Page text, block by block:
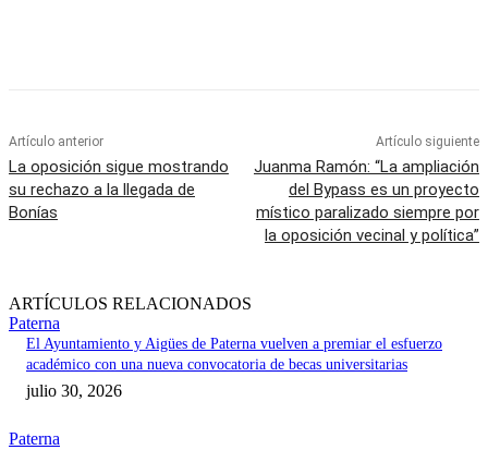
Artículo anterior
La oposición sigue mostrando
su rechazo a la llegada de
Bonías
Artículo siguiente
Juanma Ramón: “La ampliación
del Bypass es un proyecto
místico paralizado siempre por
la oposición vecinal y política”
ARTÍCULOS RELACIONADOS
Paterna
El Ayuntamiento y Aigües de Paterna vuelven a premiar el esfuerzo
académico con una nueva convocatoria de becas universitarias
julio 30, 2026
Paterna